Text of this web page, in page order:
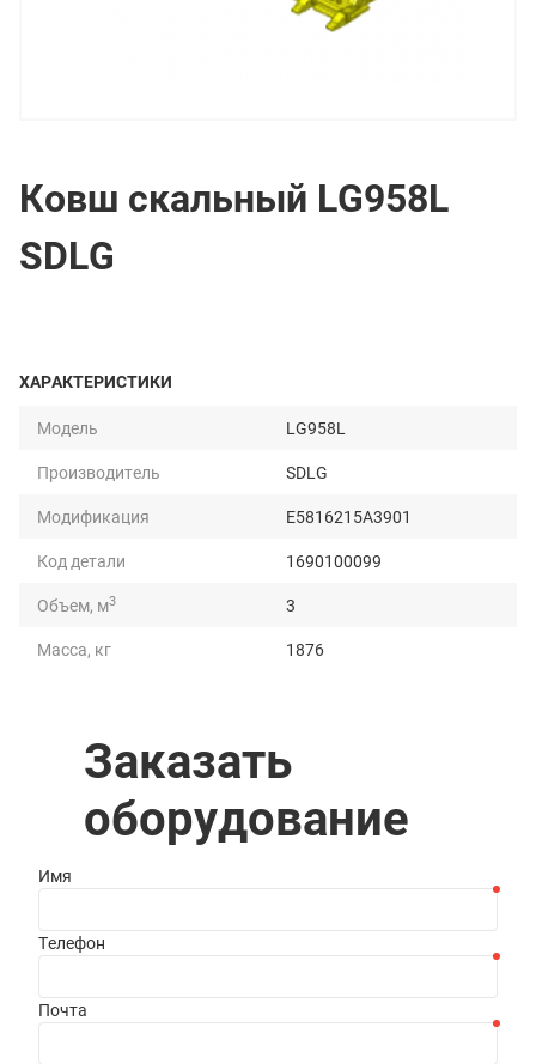
Ковш скальный LG958L
SDLG
ХАРАКТЕРИСТИКИ
Модель
LG958L
Производитель
SDLG
Модификация
E5816215A3901
Код детали
1690100099
Объем, м3
3
Масса, кг
1876
Длина, мм
Ширина, мм
1535
Высота, мм
1382
Заказать
оборудование
Имя
Телефон
Почта